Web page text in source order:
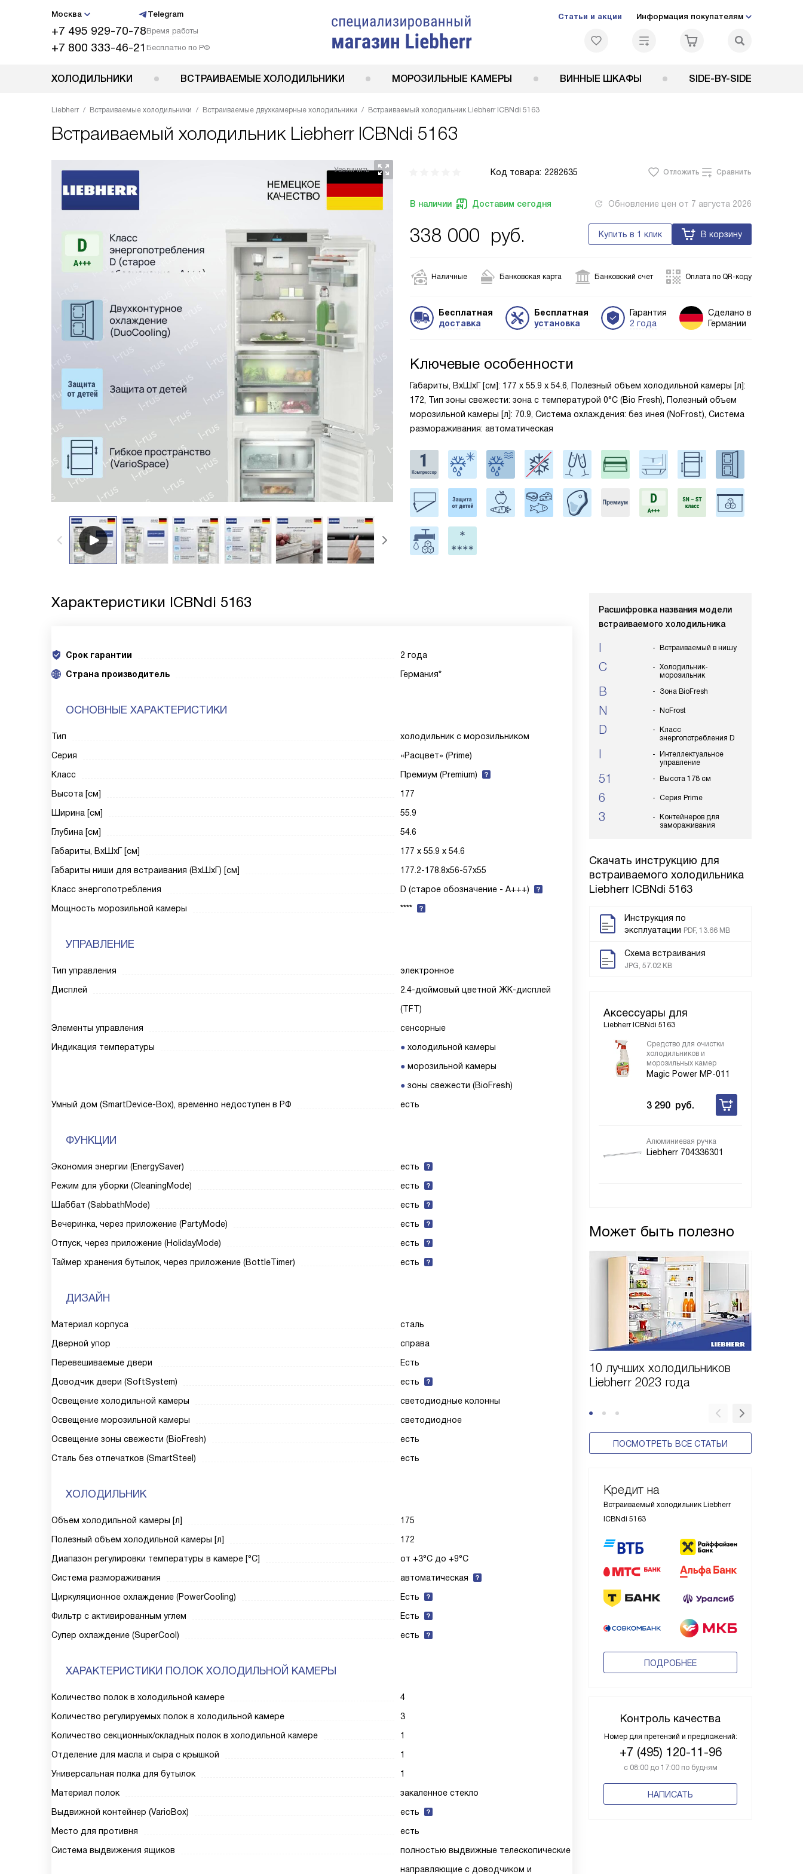
Москва Telegram
+7 495 929-70-78Время работы
+7 800 333-46-21 Бесплатно по РФ
Статьи и акции Информация покупателям
ХОЛОДИЛЬНИКИ ВСТРАИВАЕМЫЕ ХОЛОДИЛЬНИКИ МОРОЗИЛЬНЫЕ КАМЕРЫ ВИННЫЕ ШКАФЫ SIDE-BY-SIDE
Liebherr Встраиваемые холодильники Встраиваемые двухкамерные холодильники Встраиваемый холодильник Liebherr ICBNdi 5163
Встраиваемый холодильник Liebherr ICBNdi 5163
Код товара: 2282635 Отложить Сравнить
В наличии Доставим сегодня Обновление цен от 7 августа 2026
338 000 руб. Купить в 1 клик В корзину
Наличные Банковская карта Банковский счет Оплата по QR-коду
Бесплатная
доставка
Бесплатная
установка
Гарантия
2 года
Сделано в
Германии
Ключевые особенности
Габариты, ВxШxГ [см]: 177 х 55.9 х 54.6, Полезный объем холодильной камеры [л]:
172, Тип зоны свежести: зона с температурой 0°C (Bio Fresh), Полезный объем
морозильной камеры [л]: 70.9, Система охлаждения: без инея (NoFrost), Система
размораживания: автоматическая
Расшифровка названия модели
встраиваемого холодильника
Встраиваемый в нишу
C
Холодильник-
морозильник
B Зона BioFresh
N NoFrost
D
Класс
энергопотребления D
Интеллектуальное
управление
51 Высота 178 см
6 Серия Prime
3
Контейнеров для
замораживания
Скачать инструкцию для
встраиваемого холодильника
Liebherr ICBNdi 5163
Инструкция по
эксплуатации PDF, 13.66 MB
Схема встраивания
JPG, 57.02 KB
Аксессуары для
Liebherr ICBNdi 5163
Средство для очистки
холодильников и
морозильных камер
Magic Power MP-011
3 290 руб.
Алюминиевая ручка
Liebherr 704336301
Может быть полезно
10 лучших холодильников
Liebherr 2023 года
ПОСМОТРЕТЬ ВСЕ СТАТЬИ
Кредит на
Встраиваемый холодильник Liebherr
ICBNdi 5163
ПОДРОБНЕЕ
Контроль качества
Номер для претензий и предложений:
+7 (495) 120-11-96
с 08:00 до 17:00 по будням
НАПИСАТЬ
Характеристики ICBNdi 5163
Срок гарантии
2 года
Cтрана производитель
Германия*
ОСНОВНЫЕ ХАРАКТЕРИСТИКИ
Тип
холодильник с морозильником
Серия
«Расцвет» (Prime)
Класс
Премиум (Premium)
Высота [см]
177
Ширина [см]
55.9
Глубина [см]
54.6
Габариты, ВxШxГ [см]
177 х 55.9 х 54.6
Габариты ниши для встраивания (ВxШxГ) [см]
177.2-178.8х56-57х55
Класс энергопотребления
D (старое обозначение - A+++)
Мощность морозильной камеры
****
УПРАВЛЕНИЕ
Тип управления
электронное
Дисплей
2.4-дюймовый цветной ЖК-дисплей
(TFT)
Элементы управления
сенсорные
Индикация температуры
холодильной камеры
морозильной камеры
зоны свежести (BioFresh)
Умный дом (SmartDevice-Box), временно недоступен в РФ
есть
ФУНКЦИИ
Экономия энергии (EnergySaver)
есть
Режим для уборки (CleaningMode)
есть
Шаббат (SabbathMode)
есть
Вечеринка, через приложение (PartyMode)
есть
Отпуск, через приложение (HolidayMode)
есть
Таймер хранения бутылок, через приложение (BottleTimer)
есть
ДИЗАЙН
Материал корпуса
сталь
Дверной упор
справа
Перевешиваемые двери
Есть
Доводчик двери (SoftSystem)
есть
Освещение холодильной камеры
светодиодные колонны
Освещение морозильной камеры
светодиодное
Освещение зоны свежести (BioFresh)
есть
Сталь без отпечатков (SmartSteel)
есть
ХОЛОДИЛЬНИК
Объем холодильной камеры [л]
175
Полезный объем холодильной камеры [л]
172
Диапазон регулировки температуры в камере [°C]
от +3°C до +9°C
Система размораживания
автоматическая
Циркуляционное охлаждение (PowerCooling)
Есть
Фильтр с активированным углем
Есть
Супер охлаждение (SuperCool)
есть
ХАРАКТЕРИСТИКИ ПОЛОК ХОЛОДИЛЬНОЙ КАМЕРЫ
Количество полок в холодильной камере
4
Количество регулируемых полок в холодильной камере
3
Количество секционных/складных полок в холодильной камере
1
Отделение для масла и сыра с крышкой
1
Универсальная полка для бутылок
1
Материал полок
закаленное стекло
Выдвижной контейнер (VarioBox)
есть
Место для противня
есть
Система выдвижения ящиков
полностью выдвижные телескопические
направляющие с доводчиком и